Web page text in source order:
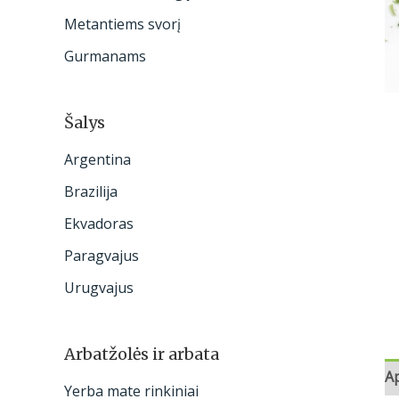
Metantiems svorį
Gurmanams
Šalys
Argentina
Brazilija
Ekvadoras
Paragvajus
Urugvajus
Arbatžolės ir arbata
Yerba mate rinkiniai